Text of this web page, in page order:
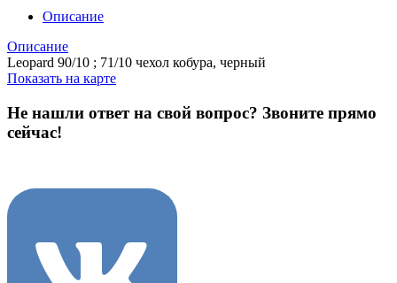
Описание
Описание
Leopard 90/10 ; 71/10 чехол кобура, черный
Показать на карте
Не нашли ответ на свой вопрос? Звоните прямо
сейчас!